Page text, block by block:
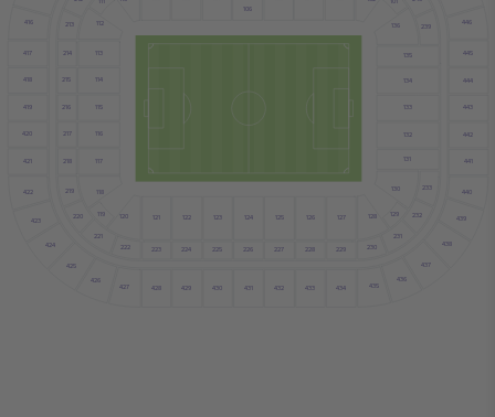
106
129
128
127
126
125
124
123
122
121
120
119
231
230
229
228
227
226
225
224
223
222
221
437
436
435
434
433
432
431
430
429
428
427
426
425
136
135
134
133
132
131
130
118
117
116
115
114
113
112 239
233
232
220
219
218
217
216
215
214
213 446
445
444
443
442
441
440
439
438
424
423
422
421
420
419
418
417
416